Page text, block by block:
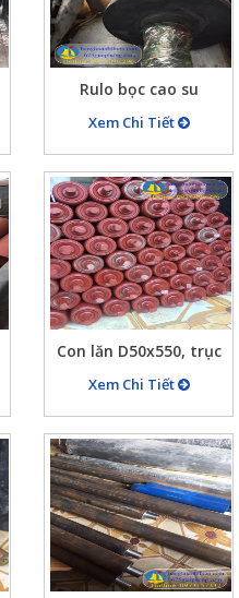
Rulo bọc cao su
D300x1500, rulo băng
tải bọc cao su dày
30mm
Xem Chi Tiết
Con lăn D50x550, trục
20, con lăn cho băng
tải
Xem Chi Tiết